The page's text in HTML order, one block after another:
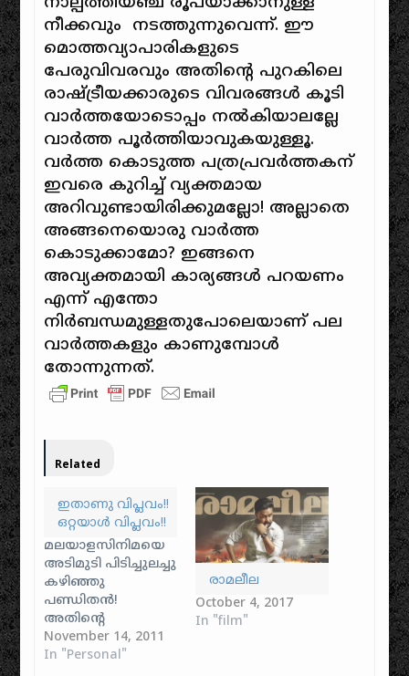
നീക്കവും നടത്തുന്നുവെന്ന്. ഈ
മൊത്തവ്യാപാരികളുടെ
പേരുവിവരവും അതിന്റെ പുറകിലെ
രാഷ്ട്രീയക്കാരുടെ വിവരങ്ങള്‍ കൂടി
വാര്‍ത്തയോടൊപ്പം നല്‍കിയാലല്ലേ
വാര്‍ത്ത പൂര്‍ത്തിയാവുകയുള്ളൂ.
വര്‍ത്ത കൊടുത്ത പത്രപ്രവര്‍ത്തകന്‌
ഇവരെ കുറിച്ച് വ്യക്തമായ
അറിവുണ്ടായിരിക്കുമല്ലോ! അല്ലാതെ
അങ്ങനെയൊരു വാര്‍ത്ത
കൊടുക്കാമോ? ഇങ്ങനെ
അവ്യക്തമായി കാര്യങ്ങള്‍ പറയണം
എന്ന് എന്തോ
നിര്‍ബന്ധമുള്ളതുപോലെയാണ്‌ പല
വാര്‍ത്തകളും കാണുമ്പോള്‍
തോന്നുന്നത്.
Related
ഇതാണു വിപ്ലവം!!
ഒറ്റയാൾ വിപ്ലവം!!
മലയാളസിനിമയെ
അടിമുടി പിടിച്ചുലച്ചു
കഴിഞ്ഞു
പണ്ഡിതൻ!
അതിന്റെ
അനുരണനങ്ങൾ
പലതായി പുറത്തു
November 14, 2011
In "Personal"
രാമലീല
October 4, 2017
In "film"